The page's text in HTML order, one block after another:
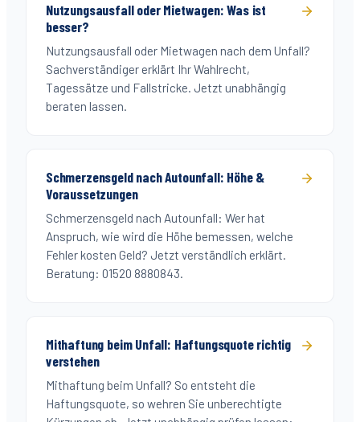
Nutzungsausfall oder Mietwagen: Was ist
besser?
Nutzungsausfall oder Mietwagen nach dem Unfall?
Sachverständiger erklärt Ihr Wahlrecht,
Tagessätze und Fallstricke. Jetzt unabhängig
beraten lassen.
Schmerzensgeld nach Autounfall: Höhe &
Voraussetzungen
Schmerzensgeld nach Autounfall: Wer hat
Anspruch, wie wird die Höhe bemessen, welche
Fehler kosten Geld? Jetzt verständlich erklärt.
Beratung: 01520 8880843.
Mithaftung beim Unfall: Haftungsquote richtig
verstehen
Mithaftung beim Unfall? So entsteht die
Haftungsquote, so wehren Sie unberechtigte